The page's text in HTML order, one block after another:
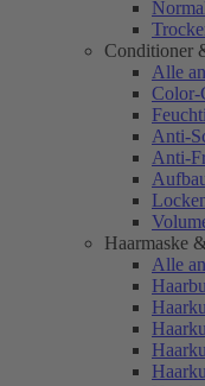
Conditioner
Alle
Color-
Anti-
Anti-
Haarmaske
Alle